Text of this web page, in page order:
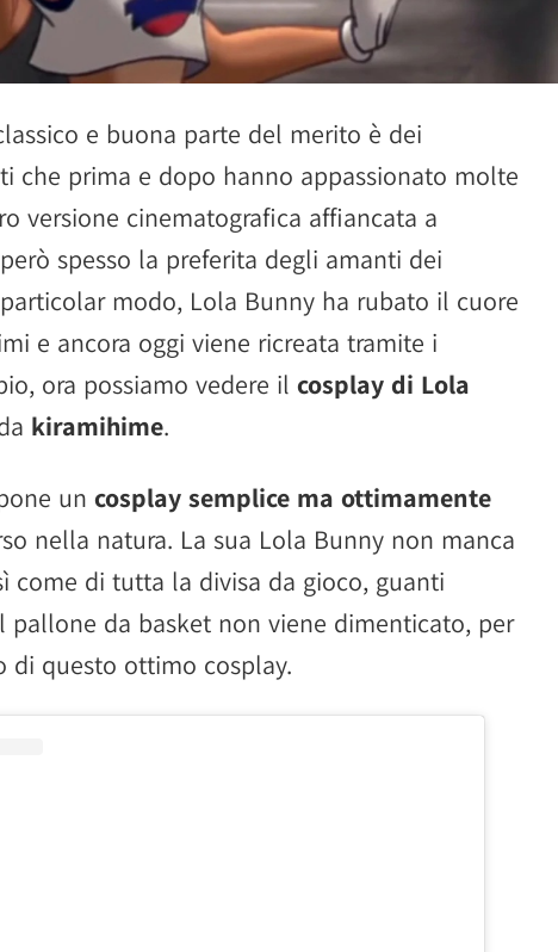
e buona parte del merito è dei
che prima e dopo hanno appassionato molte
versione cinematografica affiancata a
spesso la preferita degli amanti dei
modo, Lola Bunny ha rubato il cuore
e ancora oggi viene ricreata tramite i
ora possiamo vedere il cosplay di Lola
kiramihime.
un cosplay semplice ma ottimamente
nella natura. La sua Lola Bunny non manca
come di tutta la divisa da gioco, guanti
pallone da basket non viene dimenticato, per
di questo ottimo cosplay.